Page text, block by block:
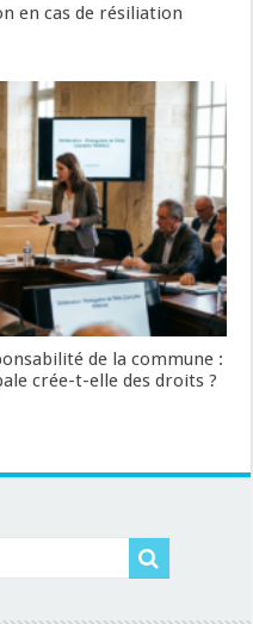
en cas de résiliation
de la commune :
crée-t-elle des droits ?